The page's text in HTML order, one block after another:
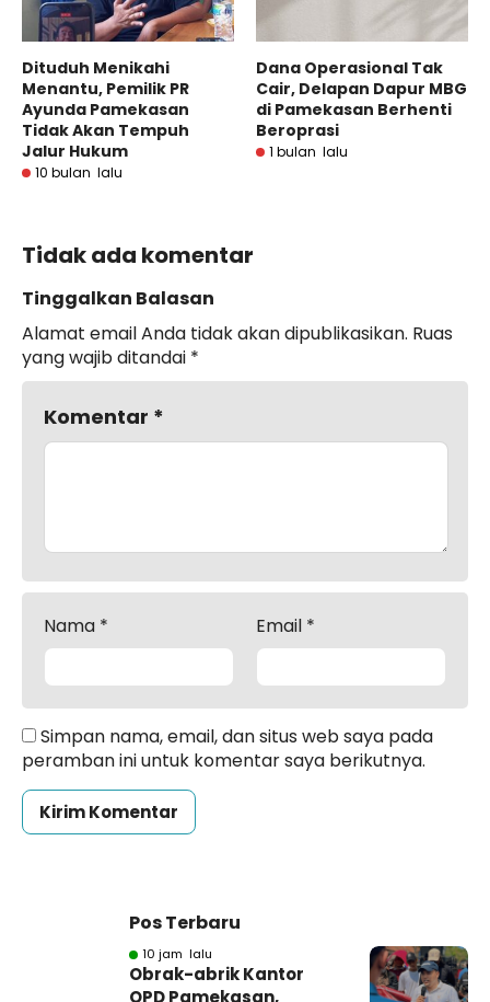
Dituduh Menikahi
Menantu, Pemilik PR
Ayunda Pamekasan
Tidak Akan Tempuh
Jalur Hukum
10 bulan lalu
Dana Operasional Tak
Cair, Delapan Dapur MBG
di Pamekasan Berhenti
Beroprasi
1 bulan lalu
Tidak ada komentar
Tinggalkan Balasan
Alamat email Anda tidak akan dipublikasikan. Ruas
yang wajib ditandai *
Komentar *
Nama * Email *
Simpan nama, email, dan situs web saya pada
peramban ini untuk komentar saya berikutnya.
Pos Terbaru
10 jam lalu
Obrak-abrik Kantor